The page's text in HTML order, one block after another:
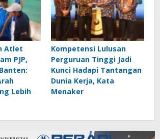
Atlet
PJP,
Lebih
Kompetensi Lulusan
Perguruan Tinggi Jadi
Kunci Hadapi Tantangan
Dunia Kerja, Kata
Menaker